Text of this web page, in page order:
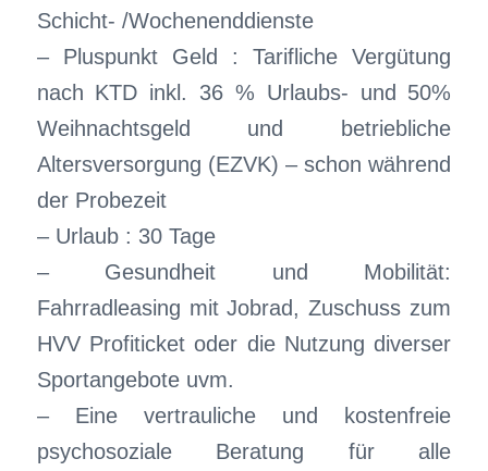
Schicht- /Wochenenddienste
– Pluspunkt Geld : Tarifliche Vergütung
nach KTD inkl. 36 % Urlaubs- und 50%
Weihnachtsgeld und betriebliche
Altersversorgung (EZVK) – schon während
der Probezeit
– Urlaub : 30 Tage
– Gesundheit und Mobilität:
Fahrradleasing mit Jobrad, Zuschuss zum
HVV Profiticket oder die Nutzung diverser
Sportangebote uvm.
– Eine vertrauliche und kostenfreie
psychosoziale Beratung für alle